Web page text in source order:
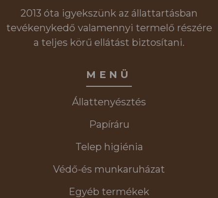
2013 óta igyekszünk az állattartásban
tevékenykedő valamennyi termelő részére
a teljes körű ellátást biztosítani.
MENÜ
Állattenyésztés
Papíráru
Telep higiénia
Védő-és munkaruházat
Egyéb termékek